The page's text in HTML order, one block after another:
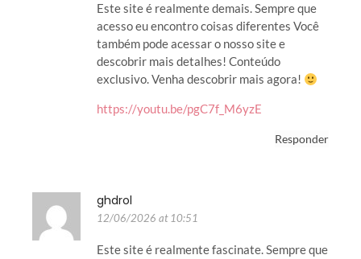
Este site é realmente demais. Sempre que
acesso eu encontro coisas diferentes Você
também pode acessar o nosso site e
descobrir mais detalhes! Conteúdo
exclusivo. Venha descobrir mais agora!
https://youtu.be/pgC7f_M6yzE
Responder
ghdrol
12/06/2026 at 10:51
Este site é realmente fascinate. Sempre que